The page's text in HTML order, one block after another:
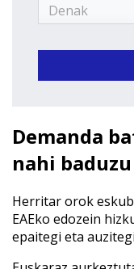
Demanda
nahi baduzu
Herritar orok
EAEko edozein
epaitegi eta